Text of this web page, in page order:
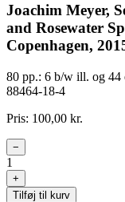
Joachim Meyer,
and Rosewater
Copenhagen,
80 pp.: 6 b/w ill. og
88464-18-4
Pris: 100,00 kr.
−
1
+
Tilføj til kurv